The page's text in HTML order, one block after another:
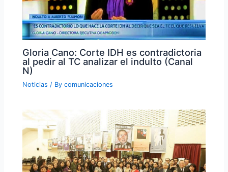
Gloria Cano: Corte IDH es contradictoria
al pedir al TC analizar el indulto (Canal
N)
Noticias / Bycomunicaciones